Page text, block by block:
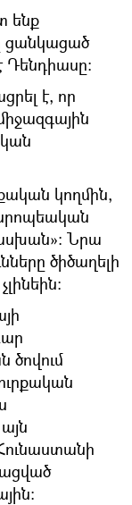
ենք
ցանկացած
Դենդիասը:
է, որ
կողմին,
Նրա
ծիծաղելի
ծովում